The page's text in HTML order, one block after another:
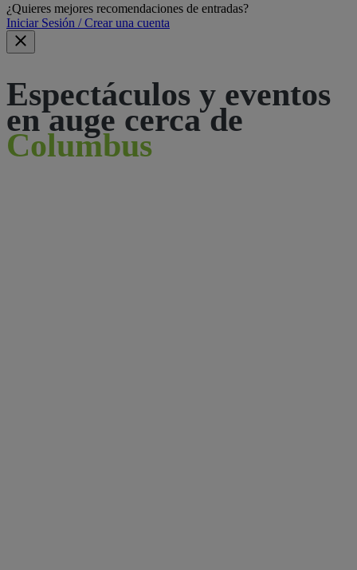
¿Quieres mejores recomendaciones de entradas?
Iniciar Sesión / Crear una cuenta
Espectáculos y eventos
en auge cerca de
Columbus